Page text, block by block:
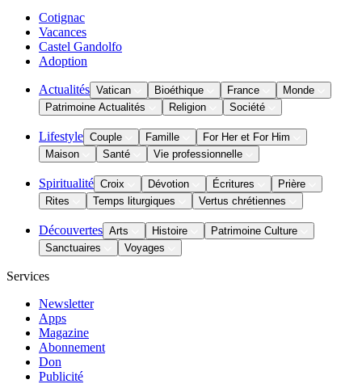
Cotignac
Vacances
Castel Gandolfo
Adoption
Actualités Vatican Bioéthique France
Monde
Patrimoine Actualités
Religion Société
Lifestyle Couple Famille
For Her et For Him
Maison
Santé Vie professionnelle
Spiritualité Croix Dévotion Écritures
Prière
Rites
Temps liturgiques Vertus chrétiennes
Découvertes Arts Histoire
Patrimoine Culture
Sanctuaires
Voyages
Services
Newsletter
Apps
Magazine
Abonnement
Don
Publicité